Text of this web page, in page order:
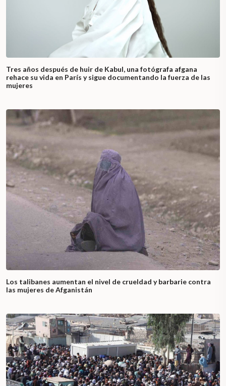
Tres años después de huir de Kabul, una fotógrafa afgana
rehace su vida en París y sigue documentando la fuerza de las
mujeres
Los talibanes aumentan el nivel de crueldad y barbarie contra
las mujeres de Afganistán